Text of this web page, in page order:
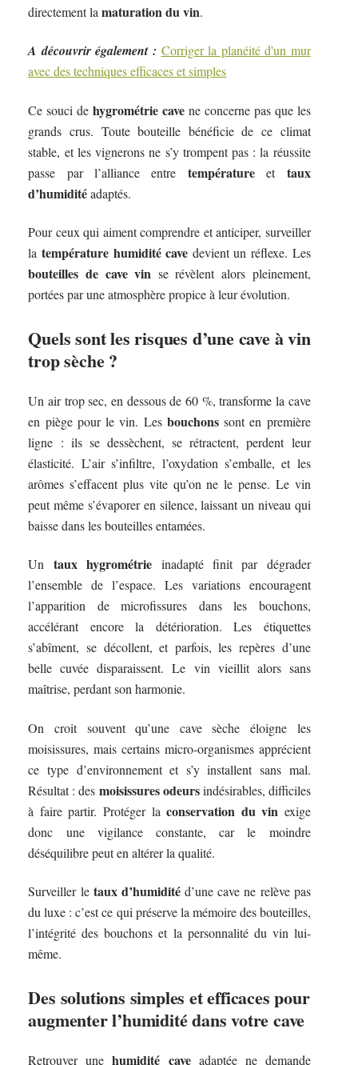
directement lamaturation du vin.
A découvrir également : Corriger la planéité d'un mur
avec des techniques efficaces et simples
Ce souci dehygrométrie cave ne concerne pas que les
grands crus. Toute bouteille bénéficie de ce climat
stable, et les vignerons ne s’y trompent pas : la réussite
passe par l’alliance entre températureet taux
d’humiditéadaptés.
Pour ceux qui aiment comprendre et anticiper, surveiller
la température humidité cave devient un réflexe. Les
bouteilles de cave vin se révèlent alors pleinement,
portées par une atmosphère propice à leur évolution.
Quels sont les risques d’une cave à vin
trop sèche ?
Un air trop sec, en dessous de 60 %, transforme la cave
en piège pour le vin. Les bouchonssont en première
ligne : ils se dessèchent, se rétractent, perdent leur
élasticité. L’air s’infiltre, l’oxydation s’emballe, et les
arômes s’effacent plus vite qu’on ne le pense. Le vin
peut même s’évaporer en silence, laissant un niveau qui
baisse dans les bouteilles entamées.
Un taux hygrométrie inadapté finit par dégrader
l’ensemble de l’espace. Les variations encouragent
l’apparition de microfissures dans les bouchons,
accélérant encore la détérioration. Les étiquettes
s’abîment, se décollent, et parfois, les repères d’une
belle cuvée disparaissent. Le vin vieillit alors sans
maîtrise, perdant son harmonie.
On croit souvent qu’une cave sèche éloigne les
moisissures, mais certains micro-organismes apprécient
ce type d’environnement et s’y installent sans mal.
Résultat : des moisissures odeursindésirables, difficiles
à faire partir. Protéger laconservation du vin exige
donc une vigilance constante, car le moindre
déséquilibre peut en altérer la qualité.
Surveiller le taux d’humiditéd’une cave ne relève pas
du luxe : c’est ce qui préserve la mémoire des bouteilles,
l’intégrité des bouchons et la personnalité du vin lui-
même.
Des solutions simples et efficaces pour
augmenter l’humidité dans votre cave
Retrouver unehumidité caveadaptée ne demande